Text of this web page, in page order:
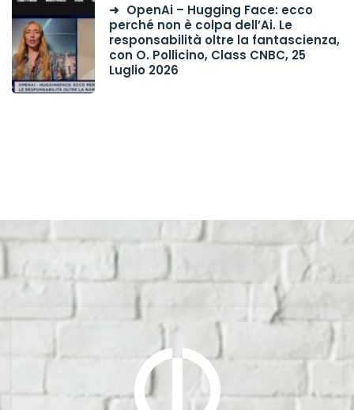
OpenAi – Hugging Face: ecco
perché non è colpa dell’Ai. Le
responsabilità oltre la fantascienza,
con O. Pollicino, Class CNBC, 25
Luglio 2026